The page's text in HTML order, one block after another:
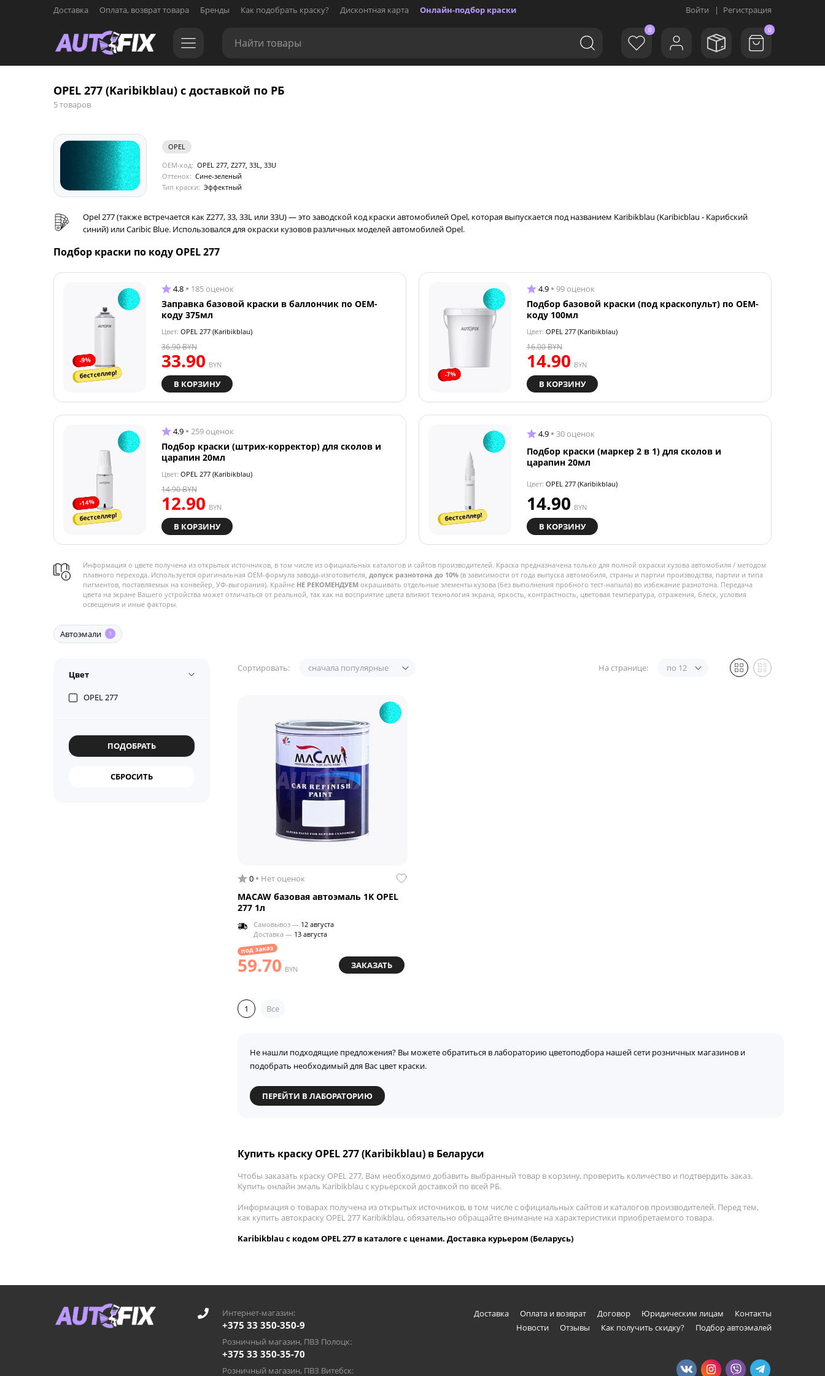
Доставка Оплата, возврат товара Бренды Как подобрать краску? Дисконтная карта Онлайн-подбор краски Войти | Регистрация
0 0
OPEL 277 (Karibikblau) с доставкой по РБ
5 товаров
OPEL
OEM-код: OPEL 277, Z277, 33L, 33U
Оттенок: Сине-зеленый
Тип краски: Эффектный
Opel 277 (также встречается как Z277, 33, 33L или 33U) — это заводской код краски автомобилей Opel, которая выпускается под названием Karibikblau (Karibicblau - Карибский
синий) или Caribic Blue. Использовался для окраски кузовов различных моделей автомобилей Opel.
Подбор краски по коду OPEL 277
-9%
бестселлер!
4.8 185 оценок
Заправка базовой краски в баллончик по OEM-
коду 375мл
Цвет: OPEL 277 (Karibikblau)
33.90 BYN
36.90BYN
В КОРЗИНУ
-7%
4.9 99 оценок
Подбор базовой краски (под краскопульт) по OEM-
коду 100мл
Цвет: OPEL 277 (Karibikblau)
14.90 BYN
16.00BYN
В КОРЗИНУ
-14%
бестселлер!
4.9 259 оценок
Подбор краски (штрих-корректор) для сколов и
царапин 20мл
Цвет: OPEL 277 (Karibikblau)
12.90 BYN
14.90BYN
В КОРЗИНУ
бестселлер!
4.9 30 оценок
Подбор краски (маркер 2 в 1) для сколов и
царапин 20мл
Цвет: OPEL 277 (Karibikblau)
14.90 BYN
В КОРЗИНУ
Информация о цвете получена из открытых источников, в том числе из официальных каталогов и сайтов производителей. Краска предназначена только для полной окраски кузова автомобиля / методом
плавного перехода. Используется оригинальная OEM-формула завода-изготовителя, допуск разнотона до 10% (в зависимости от года выпуска автомобиля, страны и партии производства, партии и типа
пигментов, поставляемых на конвейер, УФ-выгорания). Крайне НЕ РЕКОМЕНДУЕМ окрашивать отдельные элементы кузова (без выполнения пробного тест-напыла) во избежание разнотона. Передача
цвета на экране Вашего устройства может отличаться от реальной, так как на восприятие цвета влияют технология экрана, яркость, контрастность, цветовая температура, отражения, блеск, условия
освещения и иные факторы.
Автоэмали 1
Цвет
OPEL 277
Сортировать: сначала популярные На странице: по 12
0 Нет оценок
MACAW базовая автоэмаль 1K OPEL
277 1л
Самовывоз — 12 августа
Доставка — 13 августа
под заказ
59.70 BYN ЗАКАЗАТЬ
1 Все
Не нашли подходящие предложения? Вы можете обратиться в лабораторию цветоподбора нашей сети розничных магазинов и
подобрать необходимый для Вас цвет краски.
ПЕРЕЙТИ В ЛАБОРАТОРИЮ
Купить краску OPEL 277 (Karibikblau) в Беларуси
Чтобы заказать краску OPEL 277, Вам необходимо добавить выбранный товар в корзину, проверить количество и подтвердить заказ.
Купить онлайн эмаль Karibikblau с курьерской доставкой по всей РБ.
Информация о товарах получена из открытых источников, в том числе с официальных сайтов и каталогов производителей. Перед тем,
как купить автокраску OPEL 277 Karibikblau, обязательно обращайте внимание на характеристики приобретаемого товара.
Karibikblau с кодом OPEL 277 в каталоге с ценами. Доставка курьером (Беларусь)
Интернет-магазин:
+375 33 350-350-9
Розничный магазин, ПВЗ Полоцк:
+375 33 350-35-70
Розничный магазин, ПВЗ Витебск:
Доставка Оплата и возврат Договор Юридическим лицам
Контакты
Новости
Отзывы Как получить скидку? Подбор автоэмалей